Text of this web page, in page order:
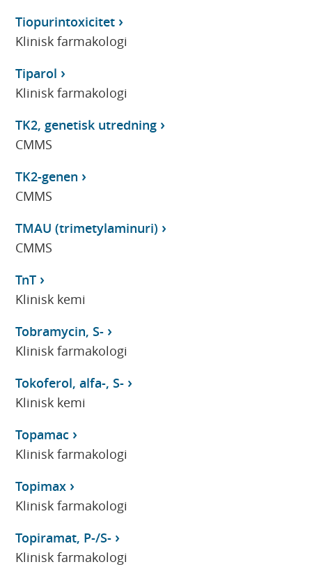
Tiopurintoxicitet
Klinisk farmakologi
Tiparol
Klinisk farmakologi
TK2, genetisk utredning
CMMS
TK2-genen
CMMS
TMAU (trimetylaminuri)
CMMS
TnT
Klinisk kemi
Tobramycin, S-
Klinisk farmakologi
Tokoferol, alfa-, S-
Klinisk kemi
Topamac
Klinisk farmakologi
Topimax
Klinisk farmakologi
Topiramat, P-/S-
Klinisk farmakologi